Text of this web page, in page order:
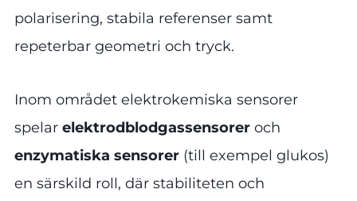
polarisering, stabila referenser samt
repeterbar geometri och tryck.
Inom området elektrokemiska sensorer
spelar elektrodblodgassensorer och
enzymatiska sensorer (till exempel glukos)
en särskild roll, där stabiliteten och